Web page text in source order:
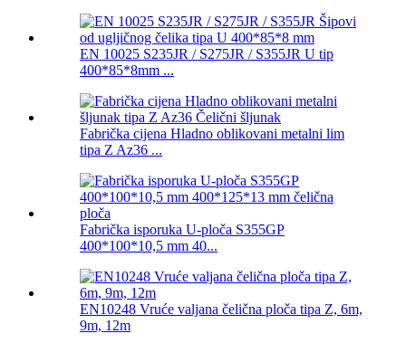
EN 10025 S235JR / S275JR / S355JR U tip
400*85*8mm ...
Fabrička cijena Hladno oblikovani metalni lim
tipa Z Az36 ...
Fabrička isporuka U-ploča S355GP
400*100*10,5 mm 40...
EN10248 Vruće valjana čelična ploča tipa Z, 6m,
9m, 12m